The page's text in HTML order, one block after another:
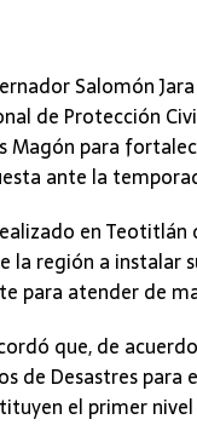
Salomón
de Protección
Magón para
ante la
en Teotitlán
la región a instalar
para atender de
que, de
de Desastres para
el primer